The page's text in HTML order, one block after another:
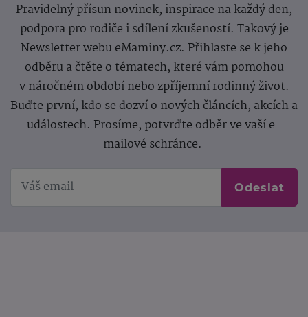
Pravidelný přísun novinek, inspirace na každý den,
podpora pro rodiče i sdílení zkušeností. Takový je
Newsletter webu eMaminy.cz. Přihlaste se k jeho
odběru a čtěte o tématech, které vám pomohou
v náročném období nebo zpříjemní rodinný život.
Buďte první, kdo se dozví o nových článcích, akcích a
událostech. Prosíme, potvrďte odběr ve vaší e-
mailové schránce.
Odeslat